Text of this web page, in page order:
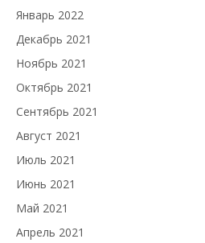
Январь 2022
Декабрь 2021
Ноябрь 2021
Октябрь 2021
Сентябрь 2021
Август 2021
Июль 2021
Июнь 2021
Май 2021
Апрель 2021